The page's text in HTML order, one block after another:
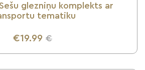
Sešu glezniņu komplekts ar
tematiku
€19.99 €
UZZINI VAIRĀK